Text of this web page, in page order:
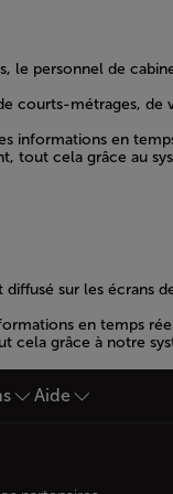
le personnel de
courts-métrages, de
informations en
tout cela grâce au
sur les écrans
en temps
cela grâce à notre
du site
Aide